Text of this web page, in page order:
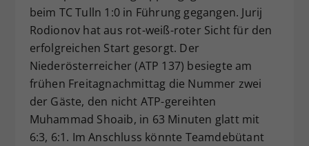
beim TC Tulln 1:0 in Führung gegangen. Jurij
Rodionov hat aus rot-weiß-roter Sicht für den
erfolgreichen Start gesorgt. Der
Niederösterreicher (ATP 137) besiegte am
frühen Freitagnachmittag die Nummer zwei
der Gäste, den nicht ATP-gereihten
Muhammad Shoaib, in 63 Minuten glatt mit
6:3, 6:1. Im Anschluss könnte Teamdebütant
Zweck
Dieser Wert speichert Ihre Consent-
Einstellungen. Unter anderem eine
zufällig generierte ID, für die
historische Speicherung Ihrer
vorgenommen Einstellungen, falls der
Webseiten-Betreiber dies eingestellt
hat.